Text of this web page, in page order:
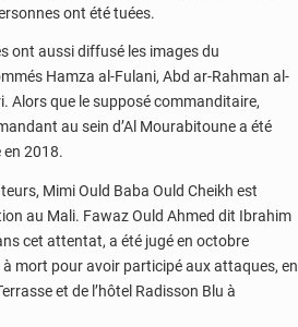
ont été tuées.
ont aussi diffusé les images du
Hamza al-Fulani, Abd ar-Rahman al-
Alors que le supposé commanditaire,
au sein d’Al Mourabitoune a été
en 2018.
Mimi Ould Baba Ould Cheikh est
au Mali. Fawaz Ould Ahmed dit Ibrahim
cet attentat, a été jugé en octobre
mort pour avoir participé aux attaques, en
et de l’hôtel Radisson Blu à